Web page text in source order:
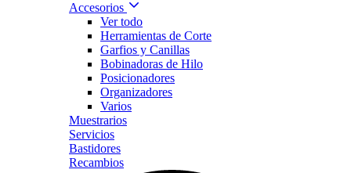
Accesorios
Ver todo
Herramientas de Corte
Garfios y Canillas
Bobinadoras de Hilo
Posicionadores
Organizadores
Varios
Muestrarios
Servicios
Bastidores
Recambios